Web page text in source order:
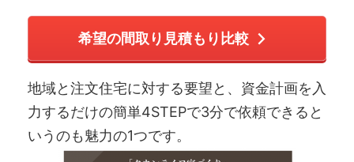
希望の間取り見積もり比較
地域と注文住宅に対する要望と、資金計画を入
力するだけの簡単4STEPで3分で依頼できると
いうのも魅力の1つです。